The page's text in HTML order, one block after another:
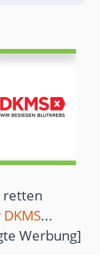
retten
DKMS...
Werbung]